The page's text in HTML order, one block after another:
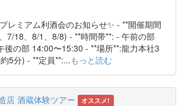
レミアム利酒会のお知らせ✨ - **開催期間
7/18、8/1、8/8) - **時間帯**: - 午前の部
後の部 14:00〜15:30 - **場所**:龍力本社3
5分) - **定員**:...もっと読む
店 酒蔵体験ツアー オススメ!